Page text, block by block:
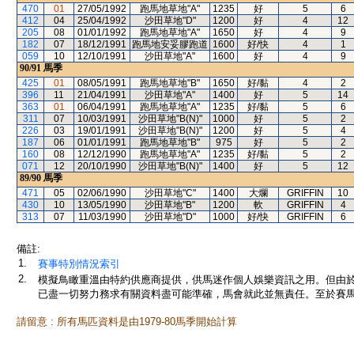
470
01 27/05/1992 跑馬地草地"A" 1235 好 5
6
412
04 25/04/1992 沙田草地"D" 1200 好 4
12
205
08 01/01/1992 跑馬地草地"A" 1650 好 4
9
182
07 18/12/1991 跑馬地安妥膠跑道 1600 好/快 4
1
059
10 12/10/1991 沙田草地"A" 1600 好 4
9
90/91 馬季
425
01 08/05/1991 跑馬地草地"B" 1650 好/黏 4
2
396
11 21/04/1991 沙田草地"A" 1400 好 5
14
363
01 06/04/1991 跑馬地草地"A" 1235 好/黏 5
6
311
07 10/03/1991 沙田草地"B(N)" 1000 好 5
2
226
03 19/01/1991 沙田草地"B(N)" 1200 好 5
4
187
06 01/01/1991 跑馬地草地"B" 975 好 5
2
160
08 12/12/1990 跑馬地草地"A" 1235 好/黏 5
2
071
12 20/10/1990 沙田草地"B(N)" 1400 好 5
12
89/90 馬季
471
05 02/06/1990 沙田草地"C" 1400 大爛 GRIFFIN
10
430
10 13/05/1990 沙田草地"B" 1200 軟 GRIFFIN
4
313
07 11/03/1990 沙田草地"D" 1000 好/快 GRIFFIN 6
備註:
1.
賽事特別情況索引
2.
模擬鳥瞰重溫由特約供應商提供，供馬迷作個人娛樂資訊之用。但
已盡一切努力務求有關資料盡可能準確，馬會就此並無責任。至於賽
請留意 : 所有馬匹資料是由1979-80馬季開始計算